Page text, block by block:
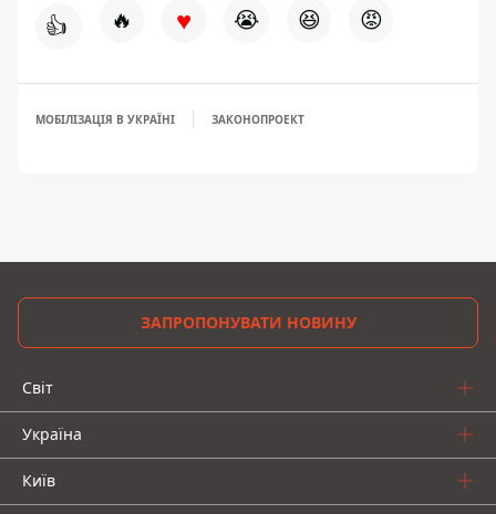
👍 🔥 ♥ 😭 😆 😡
МОБІЛІЗАЦІЯ В УКРАЇНІ ЗАКОНОПРОЕКТ
ЗАПРОПОНУВАТИ НОВИНУ
Світ
Україна
Київ